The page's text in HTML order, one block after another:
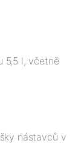
5,5 l, včetně
nástavců v